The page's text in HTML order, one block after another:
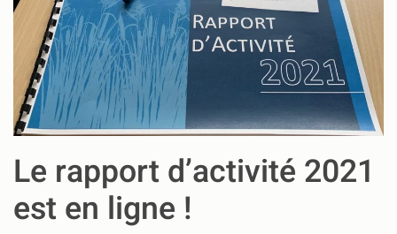
Le rapport d’activité 2021
est en ligne !